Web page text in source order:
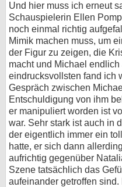
Und hier muss ich erneut
Schauspielerin Ellen
noch einmal richtig
Mimik machen muss, um
der Figur zu zeigen, die
macht und Michael
eindrucksvollsten fand ich
Gespräch zwischen
Entschuldigung von ihm
er manipuliert worden ist
war. Sehr stark ist auch in
der eigentlich immer ein
hatte, er sich dann
aufrichtig gegenüber
Szene tatsächlich das
aufeinander getroffen